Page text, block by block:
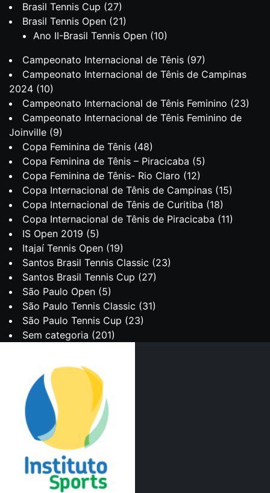
Brasil Tennis Cup (27)
Brasil Tennis Open (21)
Ano II-Brasil Tennis Open (10)
Campeonato Internacional de Tênis (97)
Campeonato Internacional de Tênis de Campinas
2024 (10)
Campeonato Internacional de Tênis Feminino (23)
Campeonato Internacional de Tênis Feminino de
Joinville (9)
Copa Feminina de Tênis (48)
Copa Feminina de Tênis – Piracicaba (5)
Copa Feminina de Tênis- Rio Claro (12)
Copa Internacional de Tênis de Campinas (15)
Copa Internacional de Tênis de Curitiba (18)
Copa Internacional de Tênis de Piracicaba (11)
IS Open 2019 (5)
Itajaí Tennis Open (19)
Santos Brasil Tennis Classic (23)
Santos Brasil Tennis Cup (27)
São Paulo Open (5)
São Paulo Tennis Classic (31)
São Paulo Tennis Cup (23)
Sem categoria (201)